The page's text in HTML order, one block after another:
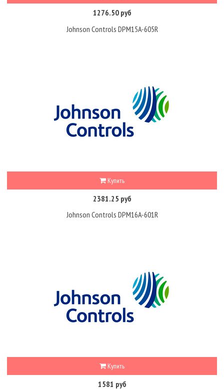
1276.50 руб
Johnson Controls DPM15A-605R
Купить
2381.25 руб
Johnson Controls DPM16A-601R
Купить
1581 руб